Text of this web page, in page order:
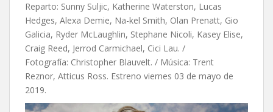
Reparto: Sunny Suljic, Katherine Waterston, Lucas
Hedges, Alexa Demie, Na-kel Smith, Olan Prenatt, Gio
Galicia, Ryder McLaughlin, Stephane Nicoli, Kasey Elise,
Craig Reed, Jerrod Carmichael, Cici Lau. /
Fotografía: Christopher Blauvelt. / Música: Trent
Reznor, Atticus Ross. Estreno viernes 03 de mayo de
2019.